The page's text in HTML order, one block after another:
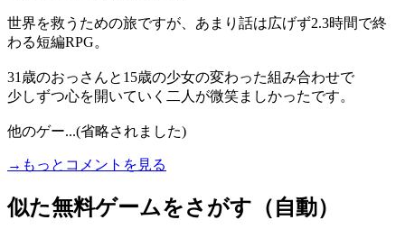
世界を救うための旅ですが、あまり話は広げず2.3時間で終
わる短編RPG。
31歳のおっさんと15歳の少女の変わった組み合わせで
少しずつ心を開いていく二人が微笑ましかったです。
他のゲー...(省略されました)
→もっとコメントを見る
似た無料ゲームをさがす（自動）